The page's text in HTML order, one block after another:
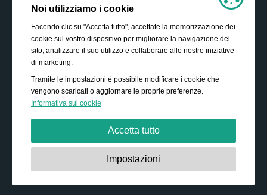
Noi utilizziamo i cookie
Facendo clic su "Accetta tutto", accettate la memorizzazione dei
cookie sul vostro dispositivo per migliorare la navigazione del
sito, analizzare il suo utilizzo e collaborare alle nostre iniziative
di marketing.
Tramite le impostazioni è possibile modificare i cookie che
vengono scaricati o aggiornare le proprie preferenze.
Informativa sui cookie
Accetta tutto
Strettamente necessari:
Questi cookie sono essenziali
per abilitare funzionalità di base come la navigazione,
Impostazioni